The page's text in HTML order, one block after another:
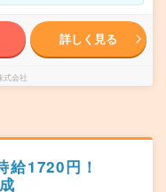
詳しく見る
式会社
給1720円！